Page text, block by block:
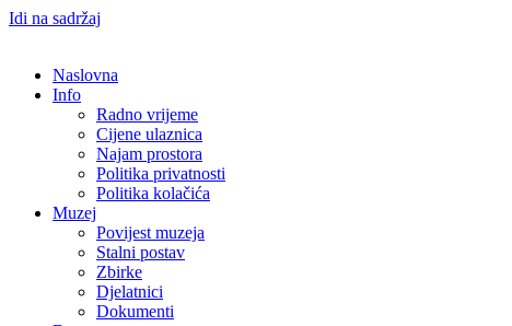
Idi na sadržaj
Naslovna
Info
Radno vrijeme
Cijene ulaznica
Najam prostora
Politika privatnosti
Politika kolačića
Muzej
Povijest muzeja
Stalni postav
Zbirke
Djelatnici
Dokumenti